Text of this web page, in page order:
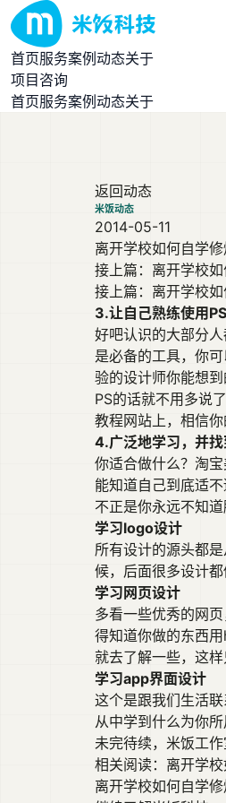
首页服务案例动态关于
项目咨询
首页服务案例动态关于
返回动态
米饭动态
2014-05-11
离开学校如何自学
接上篇：离开学校
接上篇： 离开学校
3.让自己熟练使用
好吧认识的大部分
是必备的工具，你
验的设计师你能想
PS的话就不用多说
教程网站上，相信你
4.广泛地学习，并
你适合做什么？淘
能知道自己到底适
不正是你永远不知
学习logo设计
所有设计的源头都
候，后面很多设计都
学习网页设计
多看一些优秀的网
得知道你做的东西
就去了解一些，这
学习app界面设计
这个是跟我们生活
从中学到什么为你
未完待续， 米饭工作
相关阅读： 离开学
离开学校如何自学修